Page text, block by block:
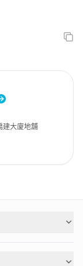
建大廈地舖